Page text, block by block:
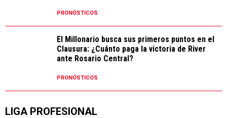
PRONÓSTICOS
El Millonario busca sus primeros puntos en el
Clausura: ¿Cuánto paga la victoria de River
ante Rosario Central?
PRONÓSTICOS
LIGA PROFESIONAL